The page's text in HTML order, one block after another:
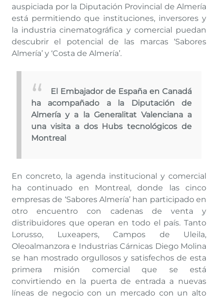
auspiciada por la Diputación Provincial de Almería
está permitiendo que instituciones, inversores y
la industria cinematográfica y comercial puedan
descubrir el potencial de las marcas ‘Sabores
Almería’ y ‘Costa de Almería’.
El Embajador de España en Canadá
ha acompañado a la Diputación de
Almería y a la Generalitat Valenciana a
una visita a dos Hubs tecnológicos de
Montreal
En concreto, la agenda institucional y comercial
ha continuado en Montreal, donde las cinco
empresas de ‘Sabores Almería’ han participado en
otro encuentro con cadenas de venta y
distribuidores que operan en todo el país. Tanto
Lorusso, Luxeapers, Campos de Uleila,
Oleoalmanzora e Industrias Cárnicas Diego Molina
se han mostrado orgullosos y satisfechos de esta
primera misión comercial que se está
convirtiendo en la puerta de entrada a nuevas
líneas de negocio con un mercado con un alto